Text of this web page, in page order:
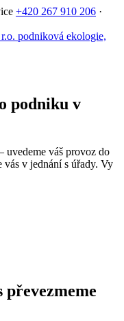
+420 267 910 206 ·
podniková ekologie,
podniku v
uvedeme váš provoz do
vás v jednání s úřady. Vy
převezmeme